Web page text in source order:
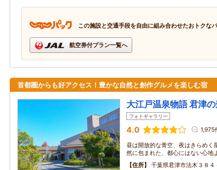
この施設と交通手段を自由に組み合わせたおトクな
航空券付プラン一覧へ
首都圏からも好アクセス！豊かな自然と創作グルメを楽しむ宿
大江戸温泉物語 君津
フォトギャラリー
4.0 1,975
昼は開放的な青空、夜はきらめく
然に包まれた、都心にはない心地
住所
千葉県君津市法木３８４